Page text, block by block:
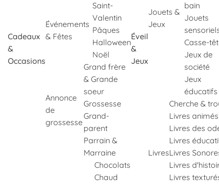
Cadeaux
&
Occasions
Événements
& Fêtes
Saint-
Valentin
Pâques
Halloween
Noël
Annonce
de
grossesse
Grand frère
& Grande
soeur
Grossesse
Grand-
parent
Parrain &
Marraine
Chocolats
Chaud
Éveil
&
Jeux
Jouets &
Jeux
bain
Jouets
Casse-
Jeux de
société
Jeux
éducatifs
Livres
Cherche &
Livres animés
Livres des
Livres
Livres
Livres
Livres